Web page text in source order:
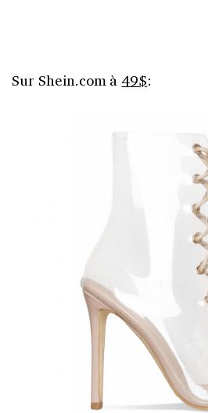
Sur Shein.com à 49$: